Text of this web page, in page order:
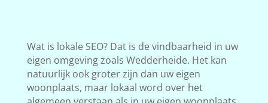
Wat is lokale SEO? Dat is de vindbaarheid in uw
eigen omgeving zoals Wedderheide. Het kan
natuurlijk ook groter zijn dan uw eigen
woonplaats, maar lokaal word over het